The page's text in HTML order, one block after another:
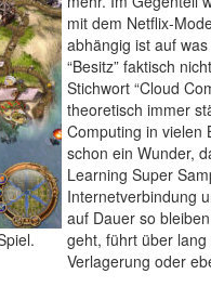
mit dem Netflix-
abhängig ist auf
“Besitz” faktisch
Stichwort “Cloud
theoretisch immer
Computing in vielen
schon ein Wunder,
Learning Super
Internetverbindung
auf Dauer so
geht, führt über
Verlagerung oder